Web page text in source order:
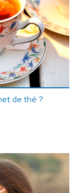
de thé ?